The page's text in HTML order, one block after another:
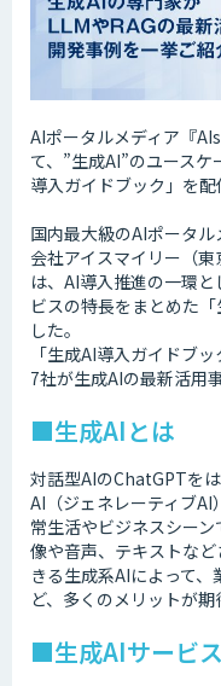
AIポータルメディア『
て、”生成AI”のユース
導入ガイドブック」を配
国内最大級のAIポータ
会社アイスマイリー（東
は、AI導入推進の一環
ビスの特長をまとめた
した。
「生成AI導入ガイドブ
7社が生成AIの最新活用
■生成AIとは
対話型AIのChatGPTを
AI（ジェネレーティブAI
常生活やビジネスシー
像や音声、テキストな
きる生成系AIによって
ど、多くのメリットが期
■生成AIサービ